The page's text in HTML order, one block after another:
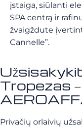
įstaiga, siūlanti
SPA centrą ir
žvaigždute
Cannelle”.
Tropezas
Privačių orlaivių